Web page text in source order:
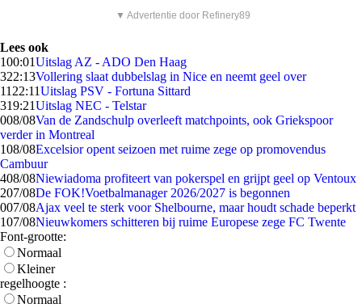
▼ Advertentie door Refinery89
Lees ook
100:01Uitslag AZ - ADO Den Haag
322:13Vollering slaat dubbelslag in Nice en neemt geel over
11 22:11Uitslag PSV - Fortuna Sittard
319:21Uitslag NEC - Telstar
008/08Van de Zandschulp overleeft matchpoints, ook Griekspoor
verder in Montreal
108/08Excelsior opent seizoen met ruime zege op promovendus
Cambuur
408/08Niewiadoma profiteert van pokerspel en grijpt geel op Ventoux
207/08De FOK!Voetbalmanager 2026/2027 is begonnen
007/08Ajax veel te sterk voor Shelbourne, maar houdt schade beperkt
107/08Nieuwkomers schitteren bij ruime Europese zege FC Twente
Font-grootte:
Normaal
Kleiner
regelhoogte :
Normaal